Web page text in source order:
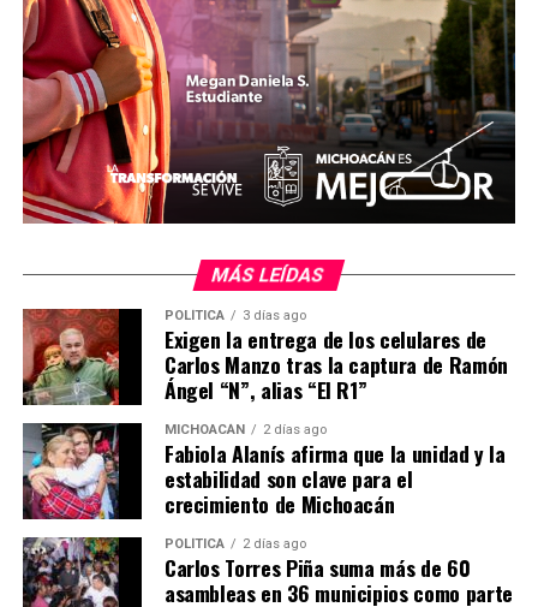
Comparte con:
Me gusta esto:
Relacionado
MÁS LEÍDAS
POLÍTICA 3 días ago
Exigen la entrega de los celulares de
Carlos Manzo tras la captura de Ramón
Ángel “N”, alias “El R1”
MICHOACÁN 2 días ago
Fabiola Alanís afirma que la unidad y la
estabilidad son clave para el
crecimiento de Michoacán
POLÍTICA 2 días ago
Carlos Torres Piña suma más de 60
asambleas en 36 municipios como parte